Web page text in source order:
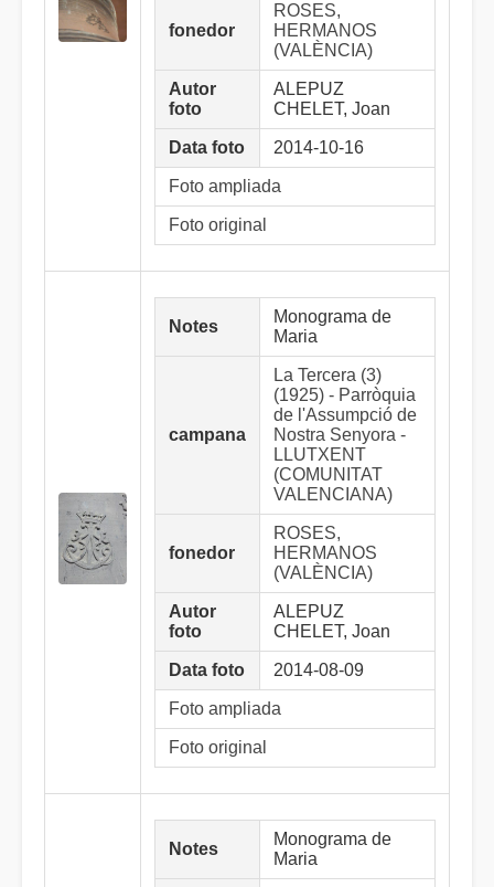
fonedor
ROSES,
HERMANOS
(VALÈNCIA)
Autor
foto
ALEPUZ
CHELET, Joan
Data foto 2014-10-16
Foto ampliada
Foto original
Notes
Monograma de
Maria
campana
La Tercera (3)
(1925) - Parròquia
de l'Assumpció de
Nostra Senyora -
LLUTXENT
(COMUNITAT
VALENCIANA)
fonedor
ROSES,
HERMANOS
(VALÈNCIA)
Autor
foto
ALEPUZ
CHELET, Joan
Data foto 2014-08-09
Foto ampliada
Foto original
Notes
Monograma de
Maria